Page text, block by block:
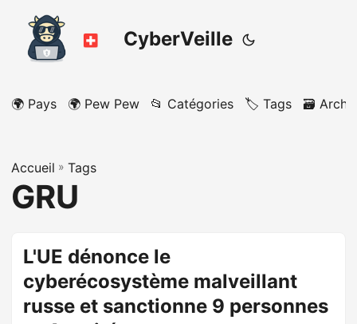
CyberVeille
🌍 Pays 🌍 Pew Pew 📂 Catégories 🏷️ Tags 🗃️
Accueil » Tags
GRU
L'UE dénonce le
cyberécosystème malveillant
russe et sanctionne 9 personnes